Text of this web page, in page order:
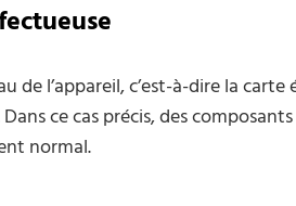
de l’appareil, c’est-à-dire la
ce cas précis, des
normal.